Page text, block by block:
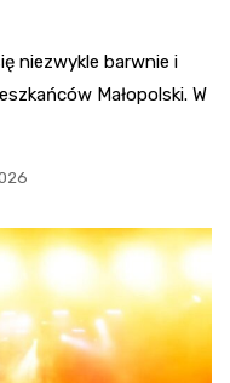
niezwykle barwnie i
Małopolski. W